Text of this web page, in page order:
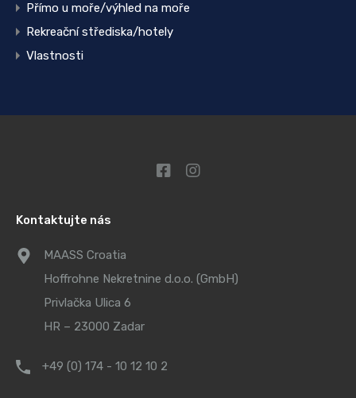
Přímo u moře/výhled na moře
Rekreační střediska/hotely
Vlastnosti
Kontaktujte nás
MAASS Croatia
Hoffrohne Nekretnine d.o.o. (GmbH)
Privlačka Ulica 6
HR – 23000 Zadar
+49 (0) 174 - 10 12 10 2